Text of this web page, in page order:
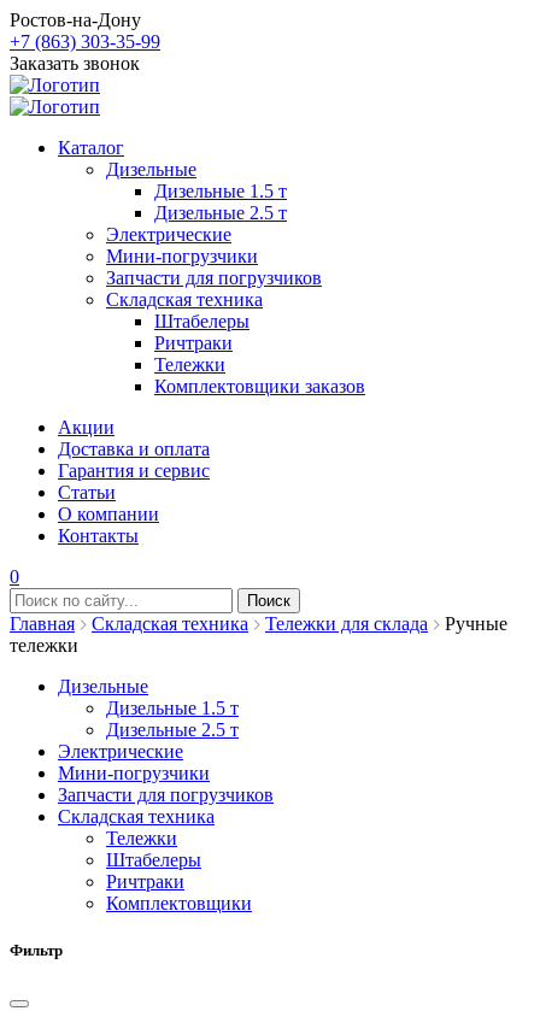
Ростов-на-Дону
+7 (863) 303-35-99
Заказать звонок
Каталог
Дизельные
Дизельные 1.5 т
Дизельные 2.5 т
Электрические
Мини-погрузчики
Запчасти для погрузчиков
Складская техника
Штабелеры
Ричтраки
Тележки
Комплектовщики заказов
Акции
Доставка и оплата
Гарантия и сервис
Статьи
О компании
Контакты
0
Главная Складская техника Тележки для склада
Ручные
тележки
Дизельные
Дизельные 1.5 т
Дизельные 2.5 т
Электрические
Мини-погрузчики
Запчасти для погрузчиков
Складская техника
Тележки
Штабелеры
Ричтраки
Комплектовщики
Фильтр